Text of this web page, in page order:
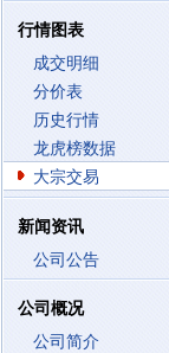
行情图表
成交明细
分价表
历史行情
龙虎榜数据
大宗交易
新闻资讯
公司公告
公司概况
公司简介